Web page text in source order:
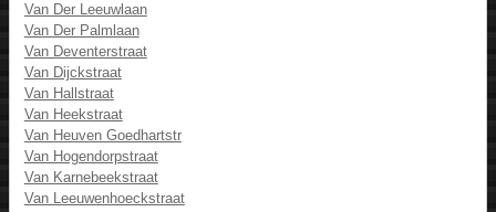
Van Der Leeuwlaan
Van Der Palmlaan
Van Deventerstraat
Van Dijckstraat
Van Hallstraat
Van Heekstraat
Van Heuven Goedhartstr
Van Hogendorpstraat
Van Karnebeekstraat
Van Leeuwenhoeckstraat